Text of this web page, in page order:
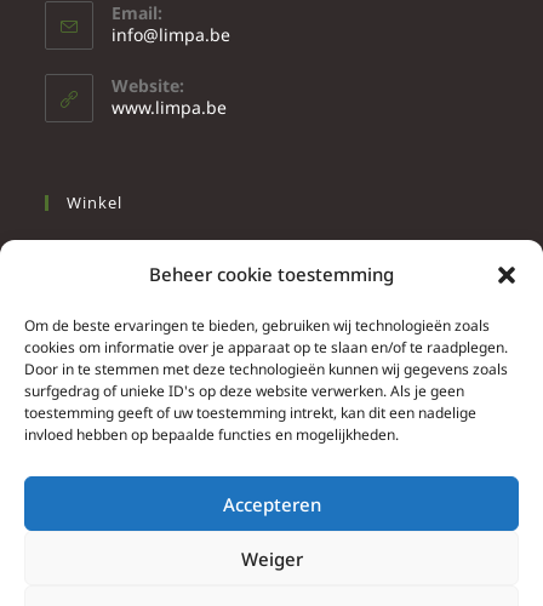
Beheer cookie toestemming
Om de beste ervaringen te bieden, gebruiken wij technologieën zoals
cookies om informatie over je apparaat op te slaan en/of te raadplegen.
Door in te stemmen met deze technologieën kunnen wij gegevens zoals
surfgedrag of unieke ID's op deze website verwerken. Als je geen
toestemming geeft of uw toestemming intrekt, kan dit een nadelige
invloed hebben op bepaalde functies en mogelijkheden.
Accepteren
Weiger
Email:
info@limpa.be
Website:
www.limpa.be
Winkel
Wonen
Info
Contacteer ons